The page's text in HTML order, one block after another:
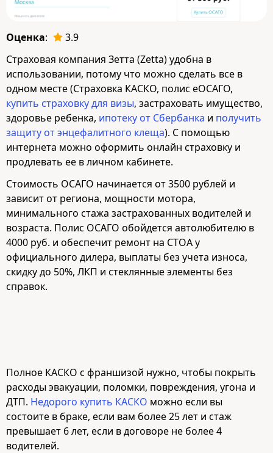
Оценка:
3.9
Страховая компания Зетта (Zetta) удобна в
использовании, потому что можно сделать все в
одном месте (Страховка КАСКО, полис eОСАГО,
купить страховку для визы, застраховать имущество,
здоровье ребенка, ипотеку от Сбербанка и получить
защиту от энцефалитного клеща). С помощью
интернета можно оформить онлайн страховку и
продлевать ее в личном кабинете.
Стоимость ОСАГО начинается от 3500 рублей и
зависит от региона, мощности мотора,
минимального стажа застрахованных водителей и
возраста. Полис ОСАГО обойдется автолюбителю в
4000 руб. и обеспечит ремонт на СТОА у
официального дилера, выплаты без учета износа,
скидку до 50%, ЛКП и стеклянные элементы без
справок.
Полное КАСКО с франшизой нужно, чтобы покрыть
расходы эвакуации, поломки, повреждения, угона и
ДТП. Недорого купить КАСКО можно если вы
состоите в браке, если вам более 25 лет и стаж
превышает 6 лет, если в договоре не более 4
водителей.